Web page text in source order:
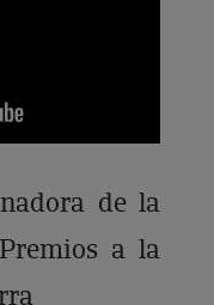
de la
a la